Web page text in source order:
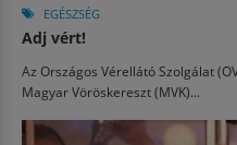
EGÉSZSÉG
Adj vért!
Az Országos Vérellátó Szolgálat
Magyar Vöröskereszt (MVK)...